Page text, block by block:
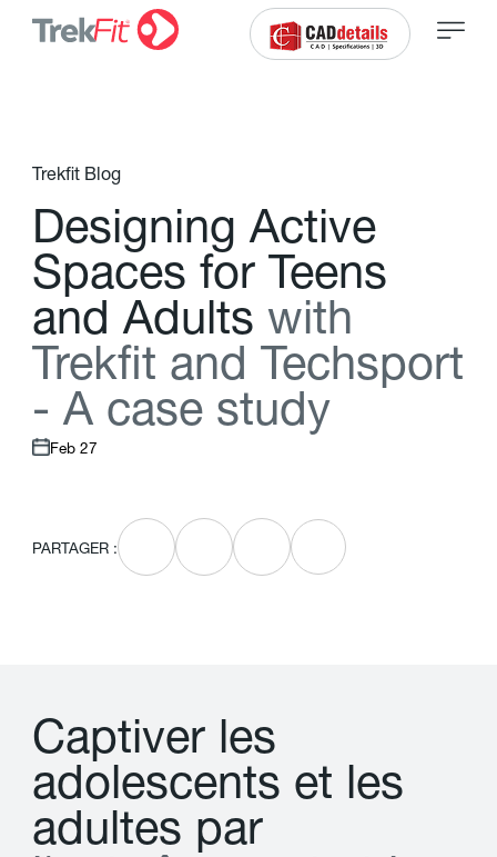
Trekfit Blog
Designing Active
Spaces for Teens
and Adults with
Trekft and Techsport
- A case study
Feb 27
PARTAGER :
Captiver les
adolescents et les
adultes par